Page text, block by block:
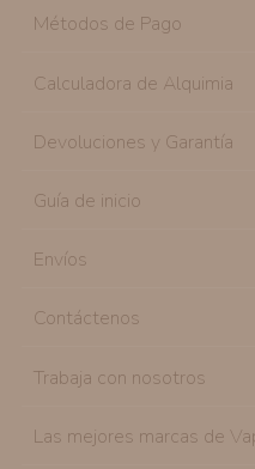
Métodos de Pago
Calculadora de Alquimia
Devoluciones y Garantía
Guía de inicio
Envíos
Contáctenos
Trabaja con nosotros
Las mejores marcas de